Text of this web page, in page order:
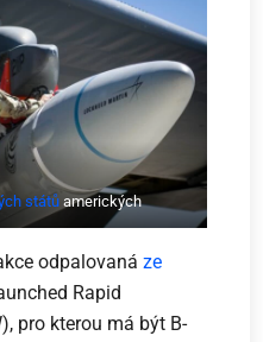
státůamerických
odpalovanáze
Rapid
pro kterou má být B-